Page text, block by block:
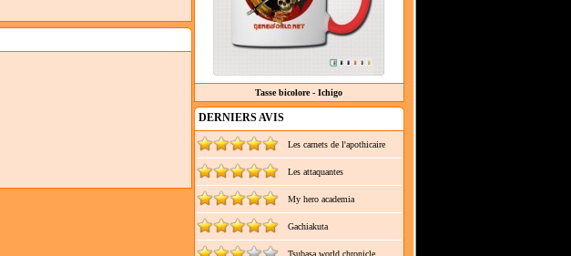
Tasse bicolore - Ichigo
DERNIERS AVIS
Les carnets de l'apothicaire
Les attaquantes
My hero academia
Gachiakuta
Tsubasa world chronicle